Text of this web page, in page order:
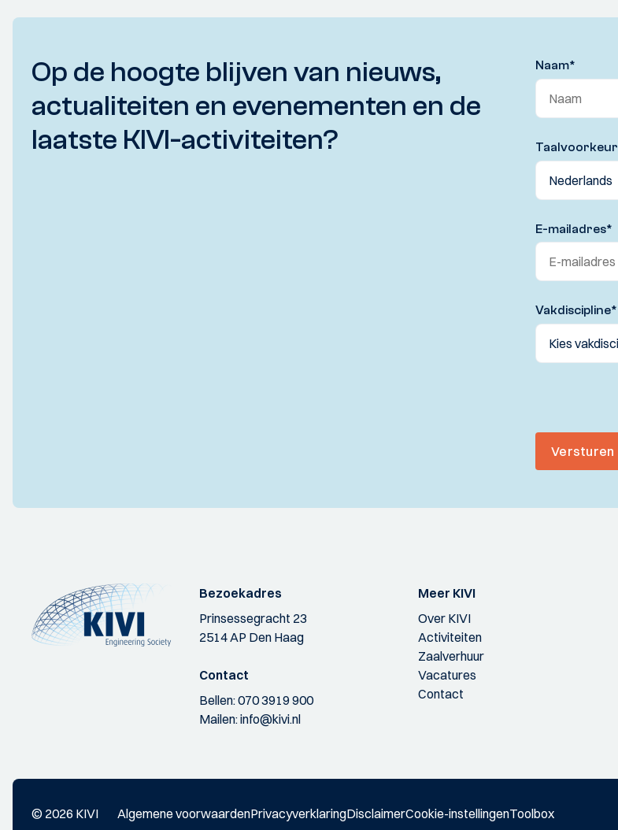
Op de hoogte blijven van nieuws,
actualiteiten en evenementen en de
laatste KIVI-activiteiten?
Naam*
Taalvoorkeur
E-mailadres*
Vakdiscipline*
Versturen
Bezoekadres
Prinsessegracht 23
2514 AP Den Haag
Contact
Bellen:070 3919 900
Mailen:info@kivi.nl
Meer KIVI
Over KIVI
Activiteiten
Zaalverhuur
Vacatures
Contact
© 2026 KIVI Algemene voorwaardenPrivacyverklaringDisclaimerCookie-instellingenToolbox